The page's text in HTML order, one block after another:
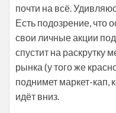
почти на всё.
Есть подозрение, что
свои личные акции
спустит на раскрутку
рынка (у того же
поднимет маркет-кап,
идёт вниз.